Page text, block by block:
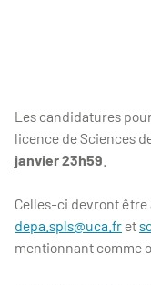
Les candidatures
licence de Sciences
janvier 23h59
Celles-ci devront être
depa.spls@uca.fret
mentionnant comme